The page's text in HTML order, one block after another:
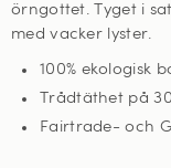
örngottet. Tyget i
med vacker lyster.
100% ekologisk
Trådtäthet på
Fairtrade- och